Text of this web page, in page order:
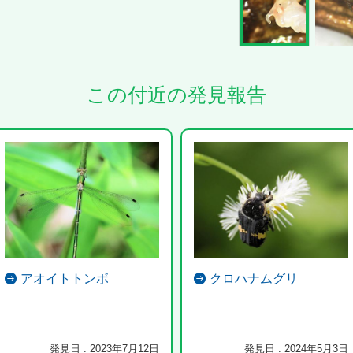
この付近の発見報告
アオイトトンボ
発見日 : 2023年7月12日
クロハナムグリ
発見日 : 2024年5月3日